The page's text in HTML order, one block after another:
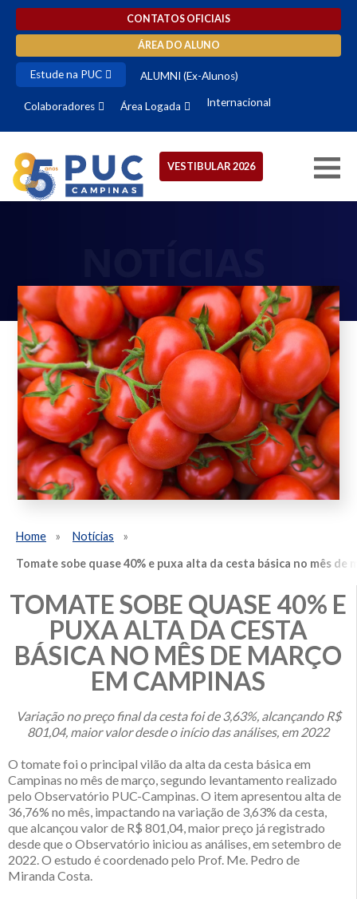
CONTATOS OFICIAIS
ÁREA DO ALUNO
Estude na PUC ALUMNI (Ex-Alunos)
Colaboradores Área Logada Internacional
VESTIBULAR 2026
Home
Notícias
Tomate sobe quase 40% e puxa alta da cesta básica no mês de
TOMATE SOBE QUASE 40% E
PUXA ALTA DA CESTA
BÁSICA NO MÊS DE MARÇO
EM CAMPINAS
Variação no preço final da cesta foi de 3,63%, alcançando R$
801,04, maior valor desde o início das análises, em 2022
O tomate foi o principal vilão da alta da cesta básica em
Campinas no mês de março, segundo levantamento realizado
pelo Observatório PUC-Campinas. O item apresentou alta de
36,76% no mês, impactando na variação de 3,63% da cesta,
que alcançou valor de R$ 801,04, maior preço já registrado
desde que o Observatório iniciou as análises, em setembro de
2022. O estudo é coordenado pelo Prof. Me. Pedro de
Miranda Costa.